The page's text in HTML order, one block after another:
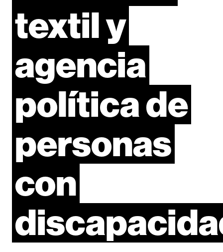
textily
agencia
políticade
personas
con